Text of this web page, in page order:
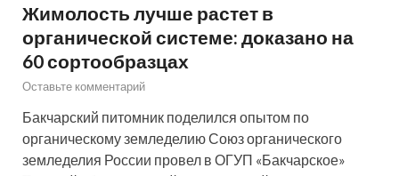
Жимолость лучше растет в
органической системе: доказано на
60 сортообразцах
Оставьте комментарий
Бакчарский питомник поделился опытом по
органическому земледелию Союз органического
земледелия России провел в ОГУП «Бакчарское»